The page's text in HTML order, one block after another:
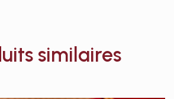
similaires